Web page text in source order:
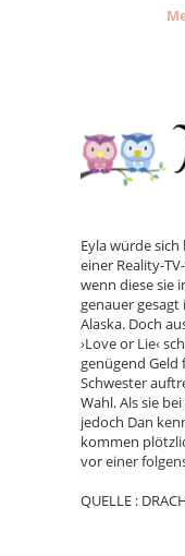
Eyla würde
einer Reality-
wenn diese sie
genauer gesagt
Alaska. Doch
›Love or Lie‹
genügend Geld
Schwester
Wahl. Als sie
jedoch Dan
kommen
vor einer
QUELLE :